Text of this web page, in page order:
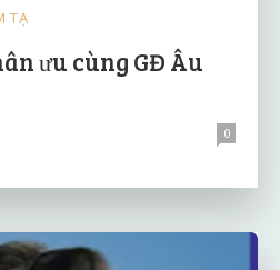
TẠ
ưu cùng GĐ Âu
0